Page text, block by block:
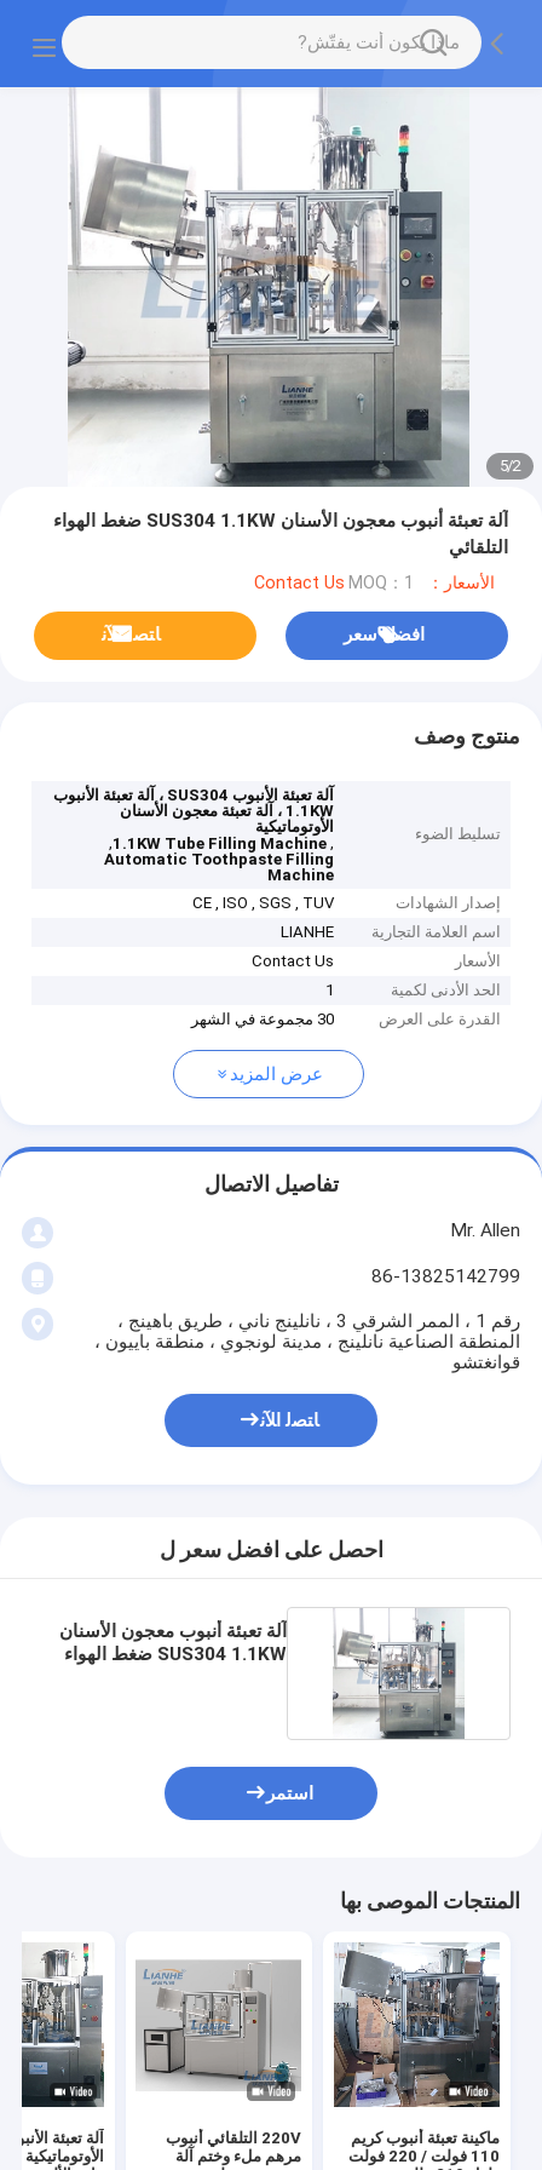
2
/
5
آلة تعبئة أنبوب معجون الأسنان SUS304 1.1KW ضغط الهواء
التلقائي
الأسعار：Contact Us MOQ：1
افضل سعر ﺎﺘﺼﻟ ﺍﻶﻧ
منتوج وصف
تسليط الضوء
آلة تعبئة الأنبوب SUS304 ، آلة تعبئة الأنبوب
1.1KW ، آلة تعبئة معجون الأسنان
الأوتوماتيكية
,
1.1KW Tube Filling Machine
,
Automatic Toothpaste Filling
Machine
إصدار الشهادات
CE , ISO , SGS , TUV
اسم العلامة التجارية
LIANHE
الأسعار
Contact Us
الحد الأدنى لكمية
1
القدرة على العرض
30 مجموعة في الشهر
عرض المزيد
تفاصيل الاتصال
Mr. Allen
86-13825142799
رقم 1 ، الممر الشرقي 3 ، نانلينج ناني ، طريق باهينج ،
المنطقة الصناعية نانلينج ، مدينة لونجوي ، منطقة باييون ،
قوانغتشو
ﺎﺘﺼﻟ ﺍﻶﻧ
احصل على افضل سعر ل
آلة تعبئة أنبوب معجون الأسنان
SUS304 1.1KW ضغط الهواء
استمر
المنتجات الموصى بها
ماكينة تعبئة أنبوب كريم
110 فولت / 220 فولت
220V التلقائي أنبوب
مرهم ملء وختم آلة
آلة تعبئة الأنبوب
الأوتوماتيكية